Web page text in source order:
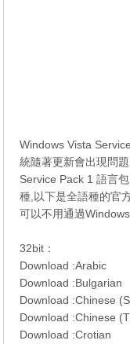
Windows Vista
統隨著更新會出現問
Service Pack 1 語言
種,以下是全語種的官
可以不用通過
32bit：
Download :Arabic
Download :Bulgarian
Download :Chinese
Download :Chinese
Download :Crotian